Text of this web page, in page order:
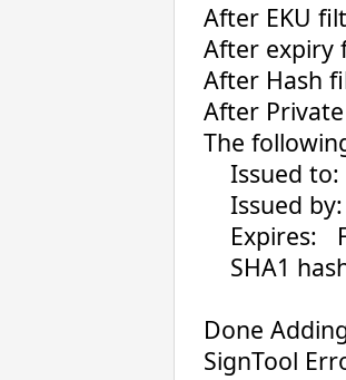
After EKU
After expiry
After Hash
After
The
Issued to:
Issued by:
Expires:
SHA1
Done
SignTool